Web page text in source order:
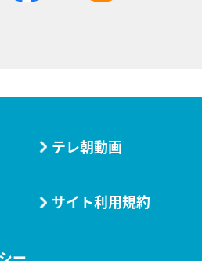
テレ朝動画
サイト利用規約